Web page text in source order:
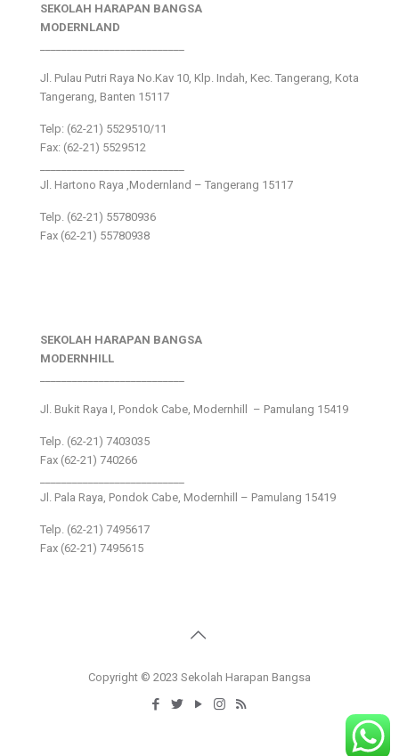
SEKOLAH HARAPAN BANGSA
MODERNLAND
Jl. Pulau Putri Raya No.Kav 10, Klp. Indah, Kec. Tangerang, Kota
Tangerang, Banten 15117
Telp: (62-21) 5529510/11
Fax: (62-21) 5529512
Jl. Hartono Raya ,Modernland – Tangerang 15117
Telp. (62-21) 55780936
Fax (62-21) 55780938
SEKOLAH HARAPAN BANGSA
MODERNHILL
Jl. Bukit Raya I, Pondok Cabe, Modernhill – Pamulang 15419
Telp. (62-21) 7403035
Fax (62-21) 740266
Jl. Pala Raya, Pondok Cabe, Modernhill – Pamulang 15419
Telp. (62-21) 7495617
Fax (62-21) 7495615
Copyright © 2023 Sekolah Harapan Bangsa